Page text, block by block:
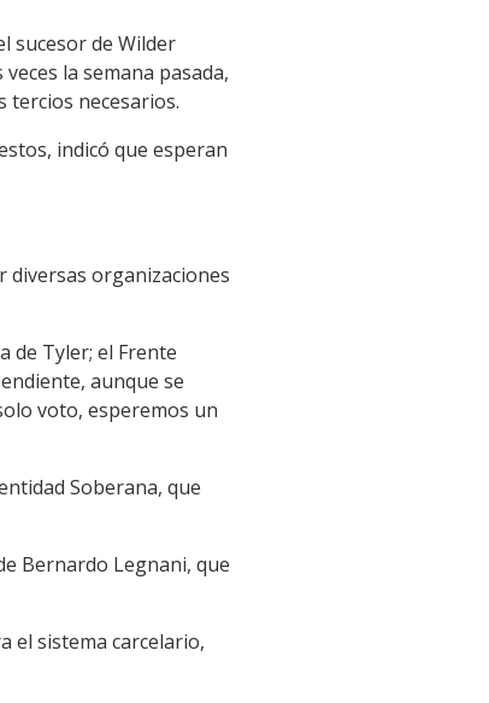
sucesor de Wilder
la semana pasada,
tercios necesarios.
indicó que esperan
diversas organizaciones
de Tyler; el Frente
aunque se
voto, esperemos un
Soberana, que
Bernardo Legnani, que
el sistema carcelario,